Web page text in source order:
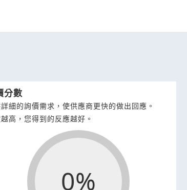
分數
細的詢價需求，使供應商更快的做出回應。
高，您得到的反應越好。
0%